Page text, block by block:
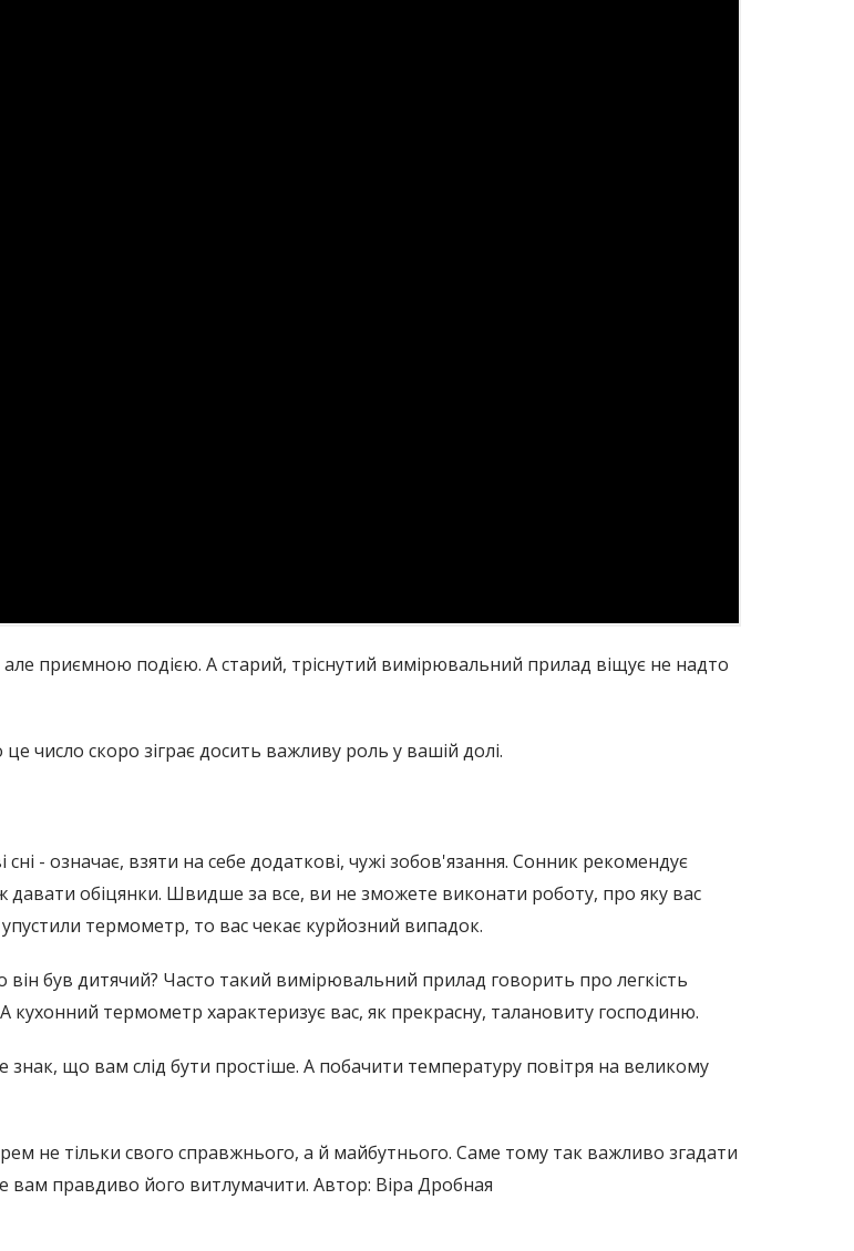
приємною подією. А старий, тріснутий вимірювальний прилад віщує не надто
число скоро зіграє досить важливу роль у вашій долі.
сні - означає, взяти на себе додаткові, чужі зобов'язання. Сонник рекомендує
давати обіцянки. Швидше за все, ви не зможете виконати роботу, про яку вас
термометр, то вас чекає курйозний випадок.
він був дитячий? Часто такий вимірювальний прилад говорить про легкість
кухонний термометр характеризує вас, як прекрасну, талановиту господиню.
знак, що вам слід бути простіше. А побачити температуру повітря на великому
не тільки свого справжнього, а й майбутнього. Саме тому так важливо згадати
вам правдиво його витлумачити. Автор: Віра Дробная